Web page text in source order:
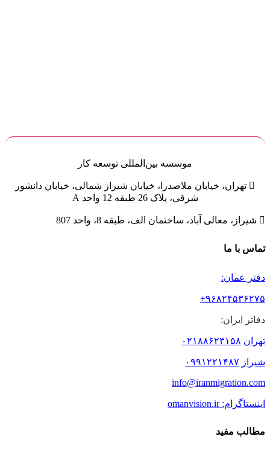
موسسه بین‌المللی توسعه کار
 تهران، خیابان ملاصدرا، خیابان شیراز شمالی، خیابان دانشور
شرقی، پلاک 26 طبقه 12 واحد A
 شیراز، معالی آباد، ساختمان الف، طبقه 8، واحد 807
تماس با ما
دفتر عمان:
۹۶۸۲۴۵۳۶۲۷۵+
دفاتر ایران:
تهران ۰۲۱۸۸۶۲۳۱۵۸
شیراز ۰۹۹۱۲۲۱۴۸۷
info@iranmigration.com
اینستاگرام: omanvision.ir
مطالب مفید